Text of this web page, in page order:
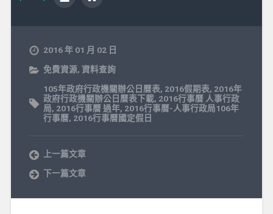
2016 年 01 月 02 日
免費資源, 資料查詢
105年政府行政機關辦公日曆表, 2016假期表, 2016年
政府行政機關辦公日曆表下載, 2016行事曆 人事行政
局, 2016行事曆 過年, 2016行事曆-人事行政局106年
行事曆, 2016行事曆國定假日
上一篇文章
下一篇文章